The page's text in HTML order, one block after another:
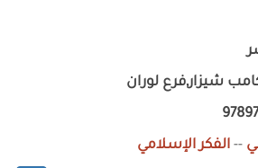
شيزار,فرع لوران
-- الفكر الإسلامي